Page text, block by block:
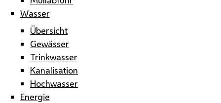
Wasser
Übersicht
Gewässer
Trinkwasser
Kanalisation
Hochwasser
Energie